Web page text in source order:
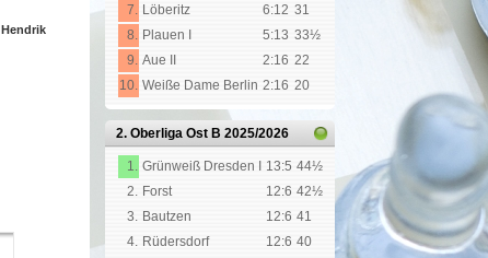
Hendrik
7. Löberitz 6:12 31
8. Plauen I 5:13 33½
9. Aue II 2:16 22
10. Weiße Dame Berlin 2:16 20
2. Oberliga Ost B 2025/2026
1. Grünweiß Dresden I 13:5 44½
2. Forst 12:6 42½
3. Bautzen 12:6 41
4. Rüdersdorf 12:6 40